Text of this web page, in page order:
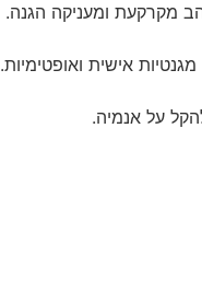
מקרקעת ומעניקה הגנה.
אישית ואופטימיות.
על אנמיה.